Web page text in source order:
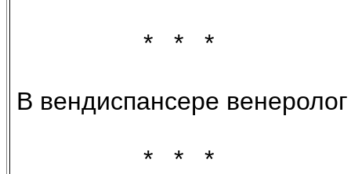
* * *
В вендиспансере
* * *